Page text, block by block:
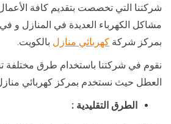
شركتنا التي تخصصت بتقديم كافة الأعمال
مشاكل الكهرباء العديدة في المنازل و
بمركز شركة كهربائي منازل بالكويت.
نقوم في شركتنا باستخدام طرق
العطل حيث نستخدم بمركز كهربائي
الطرق التقليدية :